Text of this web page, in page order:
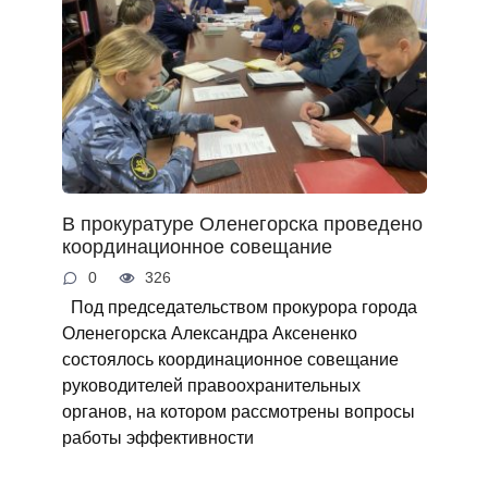
В прокуратуре Оленегорска проведено
координационное совещание
0 326
Под председательством прокурора города
Оленегорска Александра Аксененко
состоялось координационное совещание
руководителей правоохранительных
органов, на котором рассмотрены вопросы
работы эффективности